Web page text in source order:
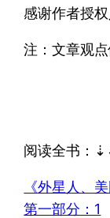
感谢作者授
注：文章观点
阅读全书：
《外星人、
第一部分：1